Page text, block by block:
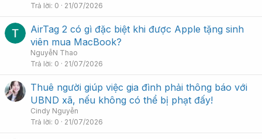
Trả lời 0 21/07/2026
AirTag 2 có gì đặc biệt khi được Apple tặng sinh
viên mua MacBook?
NguyễN Thao
Trả lời 0 21/07/2026
Thuê người giúp việc gia đình phải thông báo với
UBND xã, nếu không có thể bị phạt đấy!
Cindy Nguyễn
Trả lời 0 21/07/2026